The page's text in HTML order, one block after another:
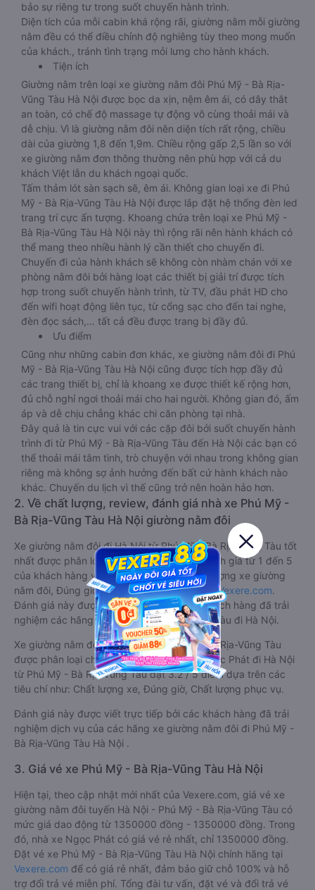
bảo sự riêng tư trong suốt chuyến hành trình.
Diện tích của mỗi cabin khá rộng rãi, giường nằm mỗi giường
nằm đều có thể điều chỉnh độ nghiêng tùy theo mong muốn
của khách., tránh tình trạng mỏi lưng cho hành khách.
Tiện ích
Giường nằm trên loại xe giường nằm đôi Phú Mỹ - Bà Rịa-
Vũng Tàu Hà Nội được bọc da xịn, nệm êm ái, có dây thắt
an toàn, có chế độ massage tự động vô cùng thoải mái và
dễ chịu. Vì là giường nằm đôi nên diện tích rất rộng, chiều
dài của giường 1,8 đến 1,9m. Chiều rộng gấp 2,5 lần so với
xe giường nằm đơn thông thường nên phù hợp với cả du
khách Việt lẫn du khách ngoại quốc.
Tấm thảm lót sàn sạch sẽ, êm ái. Không gian loại xe đi Phú
Mỹ - Bà Rịa-Vũng Tàu Hà Nội được lắp đặt hệ thống đèn led
trang trí cực ấn tượng. Khoang chứa trên loại xe Phú Mỹ -
Bà Rịa-Vũng Tàu Hà Nội này thì rộng rãi nên hành khách có
thể mang theo nhiều hành lý cần thiết cho chuyến đi.
Chuyến đi của hành khách sẽ không còn nhàm chán với xe
phòng nằm đôi bởi hàng loạt các thiết bị giải trí được tích
hợp trong suốt chuyến hành trình, từ TV, đầu phát HD cho
đến wifi hoạt động liên tục, từ cổng sạc cho đến tai nghe,
đèn đọc sách,… tất cả đều được trang bị đầy đủ.
Ưu điểm
Cũng như những cabin đơn khác, xe giường nằm đôi đi Phú
Mỹ - Bà Rịa-Vũng Tàu Hà Nội cũng được tích hợp đầy đủ
các trang thiết bị, chỉ là khoang xe được thiết kế rộng hơn,
đủ chỗ nghỉ ngơi thoải mái cho hai người. Không gian đó, ấm
áp và dễ chịu chẳng khác chi căn phòng tại nhà.
Đây quả là tin cực vui với các cặp đôi bởi suốt chuyến hành
trình đi từ Phú Mỹ - Bà Rịa-Vũng Tàu đến Hà Nội các bạn có
thể thoải mái tâm tình, trò chuyện với nhau trong không gian
riêng mà không sợ ảnh hưởng đến bất cứ hành khách nào
khác. Chuyến du lịch vì thế cũng trở nên hoàn hảo hơn.
2. Về chất lượng, review, đánh giá nhà xe Phú Mỹ -
Bà Rịa-Vũng Tàu Hà Nội giường nằm đôi
Xe giường nằm đôi đi Hà Nội từ Phú Mỹ - Bà Rịa-Vũng Tàu tốt
nhất được phân loại chất lượng dựa trên đánh giá từ 1 đến 5
của khách hàng với các tiêu chí như: Chất lượng xe giường
nằm đôi, Đúng giờ, Chất lượng phục vụ trênVexere.com.
Đánh giá này được viết trực tiếp bởi các khách hàng đã trải
nghiệm các hãng Xe Phú Mỹ - Bà Rịa-Vũng Tàu đi Hà Nội.
Xe giường nằm đôi đi Hà Nội từ Phú Mỹ - Bà Rịa-Vũng Tàu
được phân loại chất lượng tốt nhất là xe Ngọc Phát đi Hà Nội
từ Phú Mỹ - Bà Rịa-Vũng Tàu đạt 3.2 / 5 điểm dựa trên các
tiêu chí như: Chất lượng xe, Đúng giờ, Chất lượng phục vụ.
Đánh giá này được viết trực tiếp bởi các khách hàng đã trải
nghiệm dịch vụ của các hãng xe giường nằm đôi đi Phú Mỹ -
Bà Rịa-Vũng Tàu Hà Nội .
3. Giá vé xe Phú Mỹ - Bà Rịa-Vũng Tàu Hà Nội
Hiện tại, theo cập nhật mới nhất của Vexere.com, giá vé xe
giường nằm đôi tuyến Hà Nội - Phú Mỹ - Bà Rịa-Vũng Tàu có
mức giá dao động từ 1350000 đồng - 1350000 đồng. Trong
đó, nhà xe Ngọc Phát có giá vé rẻ nhất, chỉ 1350000 đồng.
Đặt vé xe Phú Mỹ - Bà Rịa-Vũng Tàu Hà Nội chính hãng tại
Vexere.com để có giá rẻ nhất, đảm bảo giữ chỗ 100% và hỗ
trợ đổi trả vé miễn phí. Tổng đài tư vấn, đặt vé và đổi trả vé